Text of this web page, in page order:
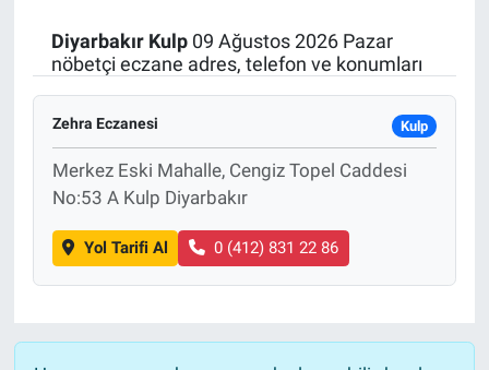
Diyarbakır Kulp09 Ağustos 2026 Pazar
nöbetçi eczane adres, telefon ve konumları
Zehra Eczanesi Kulp
Merkez Eski Mahalle, Cengiz Topel Caddesi
No:53 A Kulp Diyarbakır
Yol Tarifi Al 0 (412) 831 22 86
SPOR